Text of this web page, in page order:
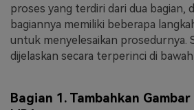
proses yang terdiri dari dua bagian,
bagiannya memiliki beberapa
untuk menyelesaikan prosedurnya.
dijelaskan secara terperinci di bawah
Bagian 1. Tambahkan